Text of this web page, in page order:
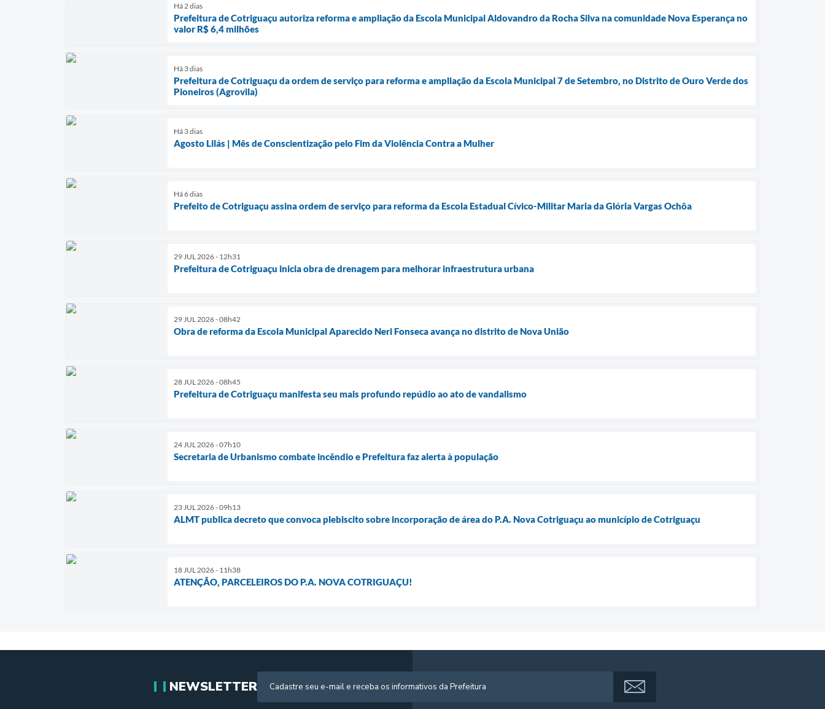
Há 2 dias
Prefeitura de Cotriguaçu autoriza reforma e ampliação da Escola Municipal Aldovandro da Rocha Silva na comunidade Nova Esperança no
valor R$ 6,4 milhões
Há 3 dias
Prefeitura de Cotriguaçu da ordem de serviço para reforma e ampliação da Escola Municipal 7 de Setembro, no Distrito de Ouro Verde dos
Pioneiros (Agrovila)
Há 3 dias
Agosto Lilás | Mês de Conscientização pelo Fim da Violência Contra a Mulher
Há 6 dias
Prefeito de Cotriguaçu assina ordem de serviço para reforma da Escola Estadual Cívico-Militar Maria da Glória Vargas Ochôa
29 JUL 2026 - 12h31
Prefeitura de Cotriguaçu inicia obra de drenagem para melhorar infraestrutura urbana
29 JUL 2026 - 08h42
Obra de reforma da Escola Municipal Aparecido Neri Fonseca avança no distrito de Nova União
28 JUL 2026 - 08h45
Prefeitura de Cotriguaçu manifesta seu mais profundo repúdio ao ato de vandalismo
24 JUL 2026 - 07h10
Secretaria de Urbanismo combate incêndio e Prefeitura faz alerta à população
23 JUL 2026 - 09h13
ALMT publica decreto que convoca plebiscito sobre incorporação de área do P.A. Nova Cotriguaçu ao município de Cotriguaçu
18 JUL 2026 - 11h38
ATENÇÃO, PARCELEIROS DO P.A. NOVA COTRIGUAÇU!
NEWSLETTER